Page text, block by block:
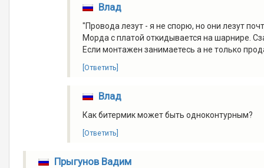
Влад
"Провода лезут - я не спорю, но они лезут
Морда с платой откидывается на шарнире.
Если монтажен занимаетесь а не только
[Ответить]
Влад
Как битермик может быть одноконтурным?
[Ответить]
Прыгунов Вадим